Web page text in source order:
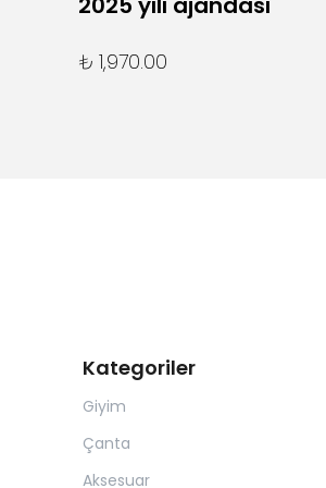
₺ 1,970.00
Kategoriler
Giyim
Çanta
Aksesuar